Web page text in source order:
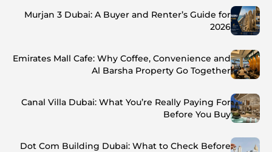
Murjan 3 Dubai: A Buyer and Renter’s Guide for
2026
Emirates Mall Cafe: Why Coffee, Convenience and
Al Barsha Property Go Together
Canal Villa Dubai: What You’re Really Paying For
Before You Buy
Dot Com Building Dubai: What to Check Before